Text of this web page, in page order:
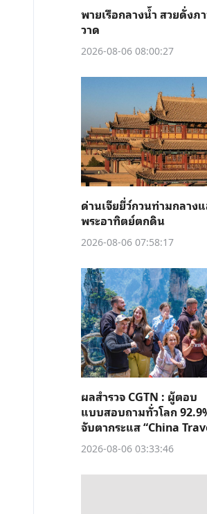
พายเรือกลางน้ำ สวยดั่งภ
วาด
2026-08-06 08:00:27
ด่านเจียยี่ว์กวนท่ามกลาง
พระอาทิตย์ตกดิน
2026-08-06 07:58:17
ผลสำรวจ CGTN : ผู้ตอบ
แบบสอบถามทั่วโลก
จับตากระแส “China
2026-08-06 03:33:46